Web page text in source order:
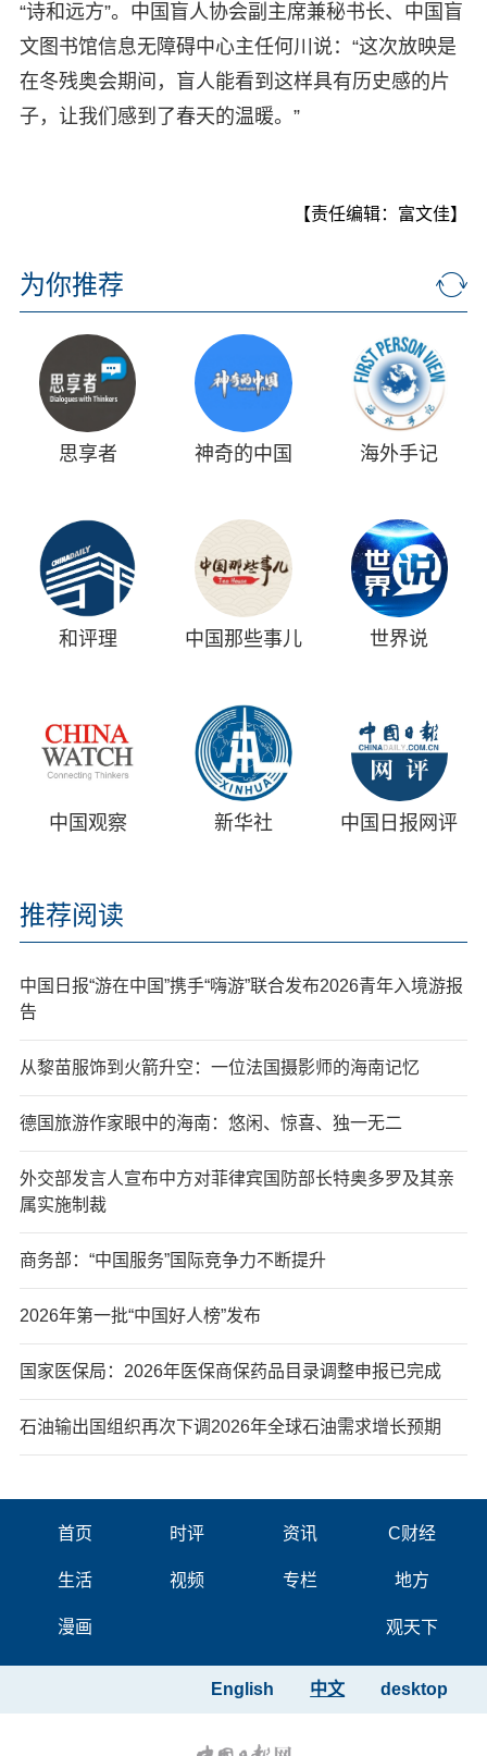
“诗和远方”。中国盲人协会副主席兼秘书长、中国盲
文图书馆信息无障碍中心主任何川说：“这次放映是
在冬残奥会期间，盲人能看到这样具有历史感的片
子，让我们感到了春天的温暖。”
【责任编辑：富文佳】
为你推荐
思享者 神奇的中国 海外手记
和评理 中国那些事儿 世界说
中国观察 新华社 中国日报网评
推荐阅读
中国日报“游在中国”携手“嗨游”联合发布2026青年入境游报
告
从黎苗服饰到火箭升空：一位法国摄影师的海南记忆
德国旅游作家眼中的海南：悠闲、惊喜、独一无二
外交部发言人宣布中方对菲律宾国防部长特奥多罗及其亲
属实施制裁
商务部：“中国服务”国际竞争力不断提升
2026年第一批“中国好人榜”发布
国家医保局：2026年医保商保药品目录调整申报已完成
石油输出国组织再次下调2026年全球石油需求增长预期
首页 时评 资讯 C财经
生活 视频 专栏 地方
漫画 观天下
desktop
中文
English